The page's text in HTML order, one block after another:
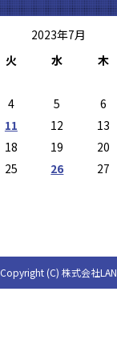
2023年7月
火 水 木
4 5 6
11 12 13
18 19 20
25 26 27
Copyright (C) 株式会社LAN